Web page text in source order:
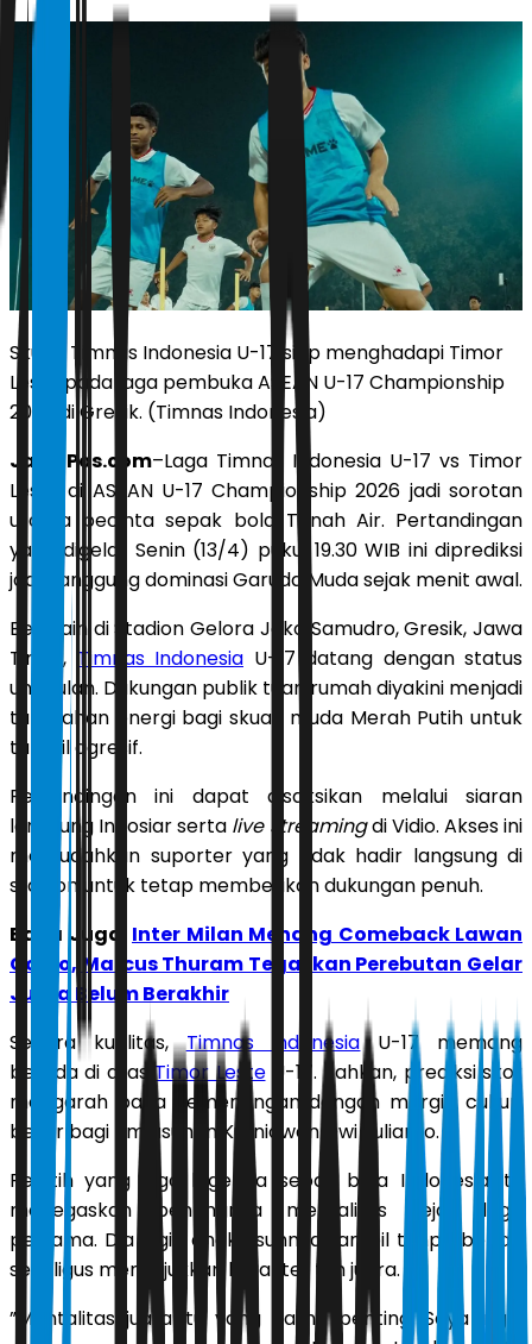
Skuad Timnas Indonesia U-17 siap menghadapi Timor
Leste pada laga pembuka ASEAN U-17 Championship
2026 di Gresik. (Timnas Indonesia)
JawaPos.com–Laga Timnas Indonesia U-17 vs Timor
Leste di ASEAN U-17 Championship 2026 jadi sorotan
utama pecinta sepak bola Tanah Air. Pertandingan
yang digelar Senin (13/4) pukul 19.30 WIB ini diprediksi
jadi panggung dominasi Garuda Muda sejak menit awal.
Bermain di Stadion Gelora Joko Samudro, Gresik, Jawa
Timur, Timnas Indonesia U-17 datang dengan status
unggulan. Dukungan publik tuan rumah diyakini menjadi
tambahan energi bagi skuad muda Merah Putih untuk
tampil agresif.
Pertandingan ini dapat disaksikan melalui siaran
langsung Indosiar serta live streamingdi Vidio. Akses ini
memudahkan suporter yang tidak hadir langsung di
stadion untuk tetap memberikan dukungan penuh.
Baca Juga: Inter Milan Menang Comeback Lawan
Como, Marcus Thuram Tegaskan Perebutan Gelar
Juara Belum Berakhir
Secara kualitas,Timnas IndonesiaU-17 memang
berada di atas Timor LesteU-17. Bahkan, prediksi skor
mengarah pada kemenangan dengan margin cukup
besar bagi tim asuhan Kurniawan Dwi Yulianto.
Pelatih yang juga legenda sepak bola Indonesia itu
menegaskan pentingnya mentalitas sejak laga
pertama. Dia ingin anak asuhnya tampil tanpa beban
sekaligus menunjukkan karakter tim juara.
”Mentalitas juara itu yang paling penting. Saya ingin